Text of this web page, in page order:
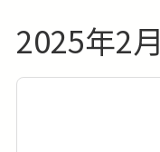
2025年2月